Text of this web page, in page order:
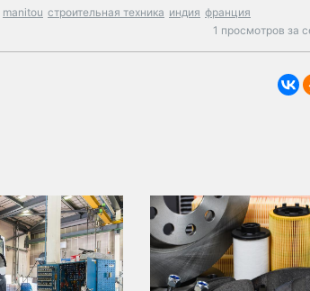
manitou строительная техника индия франция
1 просмотров за